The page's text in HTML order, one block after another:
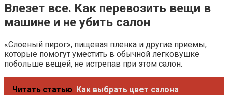
Влезет все. Как перевозить вещи в
машине и не убить салон
«Слоеный пирог», пищевая пленка и другие приемы,
которые помогут уместить в обычной легковушке
побольше вещей, не истрепав при этом салон.
Читать статью Как выбрать цвет салона